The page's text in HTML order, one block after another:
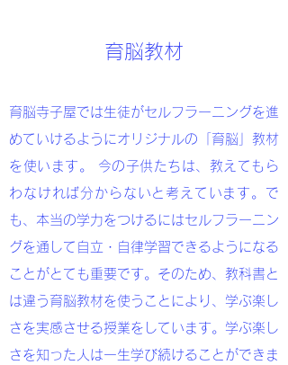
​育脳教材
育脳寺子屋では生徒がセルフラーニングを進
めていけるようにオリジナルの「育脳」教材
を使います。 今の子供たちは、教えてもら
わなければ分からないと考えています。で
も、本当の学力をつけるにはセルフラーニン
グを通して自立・自律学習できるようになる
ことがとても重要です。そのため、教科書と
は違う育脳教材を使うことにより、学ぶ楽し
さを実感させる授業をしています。学ぶ楽し
さを知った人は一生学び続けることができま